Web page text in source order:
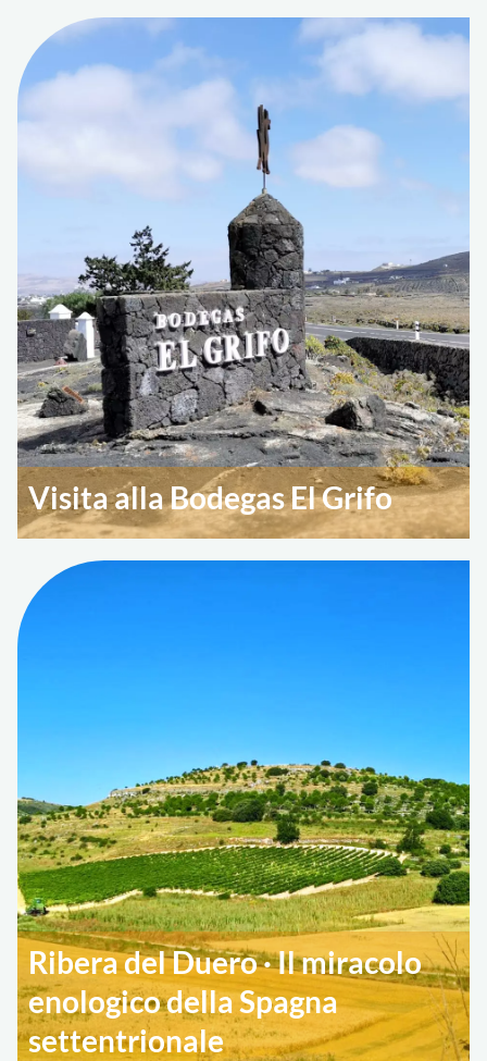
Visita alla Bodegas El Grifo
Ribera del Duero · Il miracolo
enologico della Spagna
settentrionale